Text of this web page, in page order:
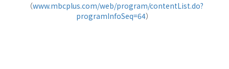
（www.mbcplus.com/web/program/contentList.do?
programInfoSeq=64）